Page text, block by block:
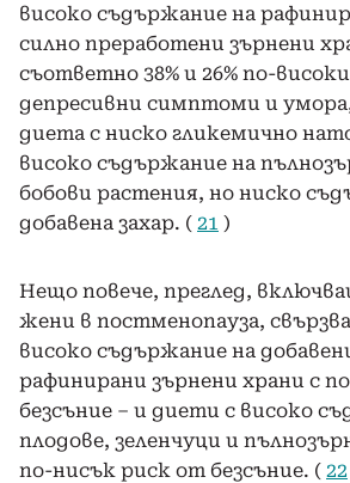
високо съдържание на
силно преработени зърнени
съответно 38% и 26% по-
депресивни симптоми и
диета с ниско гликемично
високо съдържание на
бобови растения, но ниско
добавена захар. ( 21 )
Нещо повече, преглед,
жени в постменопауза,
високо съдържание на
рафинирани зърнени храни с
безсъние – и диети с високо
плодове, зеленчуци и
по-нисък риск от безсъние. ( 22